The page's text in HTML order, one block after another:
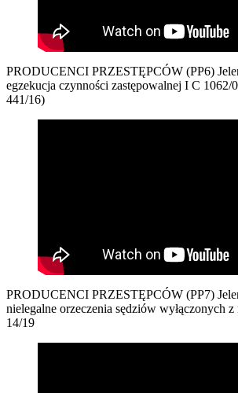
PRODUCENCI PRZESTĘPCÓW (PP6)
egzekucja czynności zastępowalnej I C
441/16)
PRODUCENCI PRZESTĘPCÓW (PP7)
nielegalne orzeczenia sędziów wyłączonych
14/19